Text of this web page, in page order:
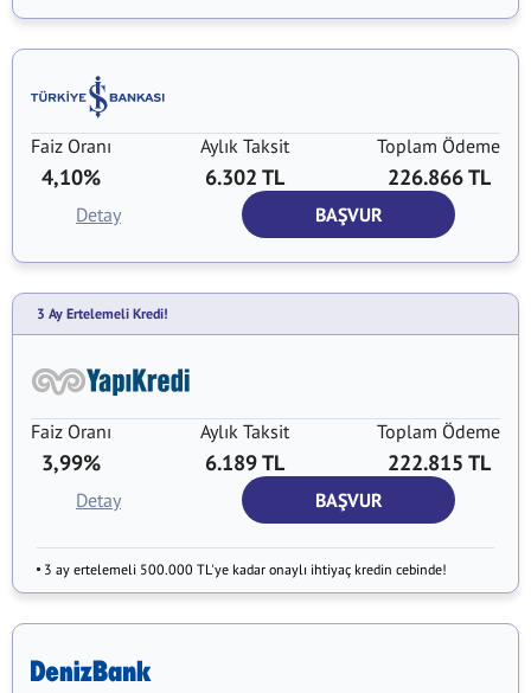
Faiz Oranı
4,10%
Aylık Taksit
6.302 TL
Toplam Ödeme
226.866 TL
BAŞVUR
Detay
3 Ay Ertelemeli Kredi!
Faiz Oranı
3,99%
Aylık Taksit
6.189 TL
Toplam Ödeme
222.815 TL
BAŞVUR
Detay
3 ay ertelemeli 500.000 TL'ye kadar onaylı ihtiyaç kredin cebinde!